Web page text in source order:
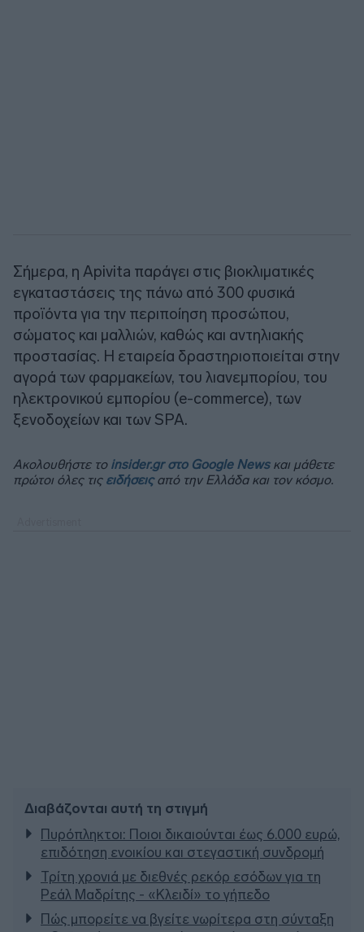
Σήμερα, η Apivita παράγει στις βιοκλιματικές
εγκαταστάσεις της πάνω από 300 φυσικά
προϊόντα για την περιποίηση προσώπου,
σώματος και μαλλιών, καθώς και αντηλιακής
προστασίας. Η εταιρεία δραστηριοποιείται στην
αγορά των φαρμακείων, του λιανεμπορίου, του
ηλεκτρονικού εμπορίου (e-commerce), των
ξενοδοχείων και των SPA.
Ακολουθήστε το insider.gr στο Google Newsκαι μάθετε
πρώτοι όλες τις ειδήσειςαπό την Ελλάδα και τον κόσμο.
Διαβάζονται αυτή τη στιγμή
Πυρόπληκτοι: Ποιοι δικαιούνται έως 6.000 ευρώ,
επιδότηση ενοικίου και στεγαστική συνδρομή
Τρίτη χρονιά με διεθνές ρεκόρ εσόδων για τη
Ρεάλ Μαδρίτης - «Κλειδί» το γήπεδο
Πώς μπορείτε να βγείτε νωρίτερα στη σύνταξη